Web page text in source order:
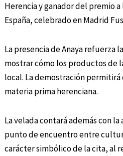
Herencia y ganador del premio
España, celebrado en Madrid
La presencia de Anaya refuerza
mostrar cómo los productos de
local. La demostración
materia prima herenciana.
La velada contará además con
punto de encuentro entre
carácter simbólico de la cita, al